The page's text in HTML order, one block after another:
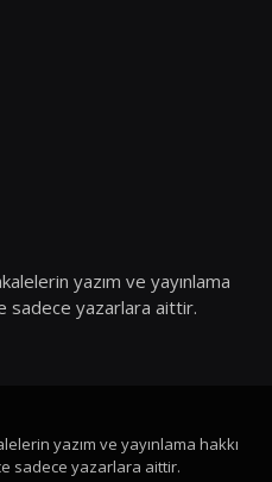
yazım ve yayınlama
sadece yazarlara aittir.
yazım ve yayınlama hakkı
sadece yazarlara aittir.